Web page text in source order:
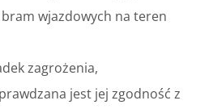
wjazdowych na teren
zagrożenia,
jest jej zgodność z